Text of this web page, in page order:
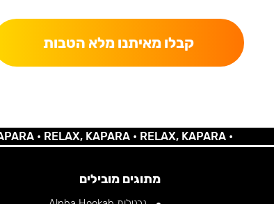
קבלו מאיתנו מלא הטבות
•RELAX, KAPARA •RELAX, KAPARA •
מתוגים מובילים